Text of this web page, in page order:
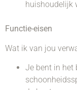
huishoudelijk
Functie-eisen
Wat ik van jou
Je bent in het